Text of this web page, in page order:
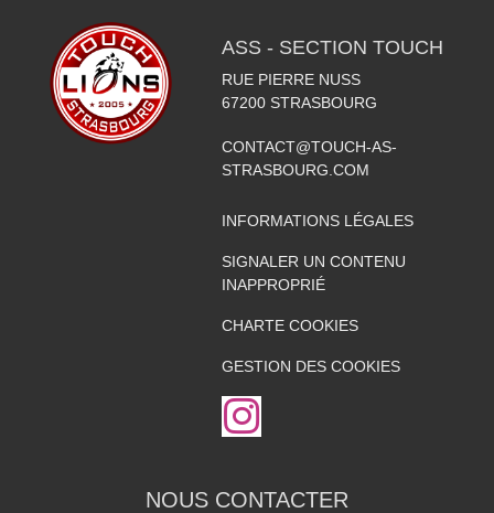
ASS - SECTION TOUCH
RUE PIERRE NUSS
67200 STRASBOURG
CONTACT@TOUCH-AS-
STRASBOURG.COM
INFORMATIONS LÉGALES
SIGNALER UN CONTENU
INAPPROPRIÉ
CHARTE COOKIES
GESTION DES COOKIES
NOUS CONTACTER